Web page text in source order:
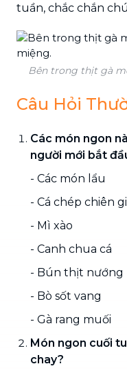
tuần, chắc chắn
Bên trong thịt gà
Câu Hỏi
Các món ngon
người mới bắt
- Các món lẩu
- Cá chép chiên
- Mì xào
- Canh chua cá
- Bún thịt nướng
- Bò sốt vang
- Gà rang muối
Món ngon cuối
chay?